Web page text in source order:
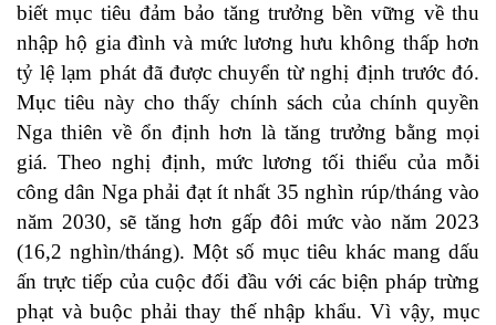
biết mục tiêu đảm bảo tăng trưởng bền vững về thu
nhập hộ gia đình và mức lương hưu không thấp hơn
tỷ lệ lạm phát đã được chuyển từ nghị định trước đó.
Mục tiêu này cho thấy chính sách của chính quyền
Nga thiên về ổn định hơn là tăng trưởng bằng mọi
giá. Theo nghị định, mức lương tối thiểu của mỗi
công dân Nga phải đạt ít nhất 35 nghìn rúp/tháng vào
năm 2030, sẽ tăng hơn gấp đôi mức vào năm 2023
(16,2 nghìn/tháng). Một số mục tiêu khác mang dấu
ấn trực tiếp của cuộc đối đầu với các biện pháp trừng
phạt và buộc phải thay thế nhập khẩu. Vì vậy, mục